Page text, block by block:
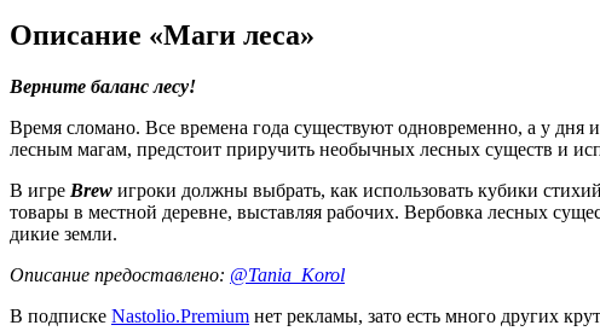
Описание «Маги леса»
Верните баланс лесу!
Время сломано. Все времена года существуют одновременно, а у дня
лесным магам, предстоит приручить необычных лесных существ и
В игре Brew игроки должны выбрать, как использовать кубики
товары в местной деревне, выставляя рабочих. Вербовка лесных
дикие земли.
Описание предоставлено: @Tania_Korol
В подписке Nastolio.Premium нет рекламы, зато есть много других